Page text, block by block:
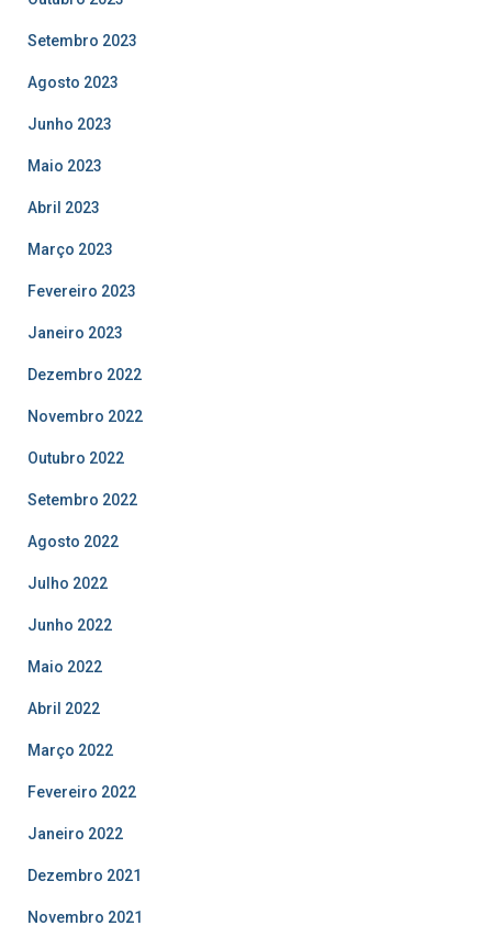
Setembro 2023
Agosto 2023
Junho 2023
Maio 2023
Abril 2023
Março 2023
Fevereiro 2023
Janeiro 2023
Dezembro 2022
Novembro 2022
Outubro 2022
Setembro 2022
Agosto 2022
Julho 2022
Junho 2022
Maio 2022
Abril 2022
Março 2022
Fevereiro 2022
Janeiro 2022
Dezembro 2021
Novembro 2021